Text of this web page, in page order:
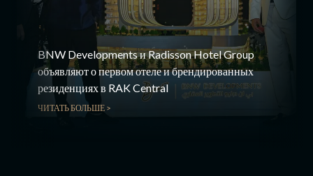
BNW Developments и Radisson Hotel Group
объявляют о первом отеле и брендированных
резиденциях в RAK Central
ЧИТАТЬ БОЛЬШЕ >